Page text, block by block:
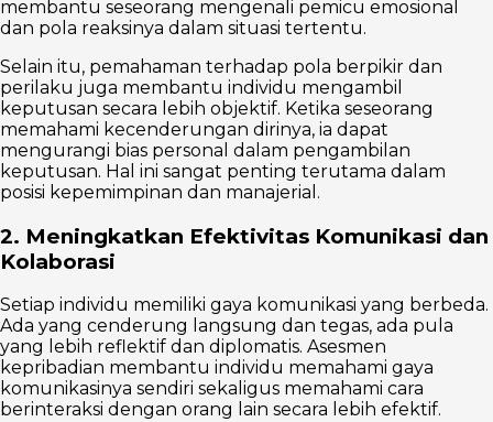
membantu seseorang mengenali pemicu emosional
dan pola reaksinya dalam situasi tertentu.
Selain itu, pemahaman terhadap pola berpikir dan
perilaku juga membantu individu mengambil
keputusan secara lebih objektif. Ketika seseorang
memahami kecenderungan dirinya, ia dapat
mengurangi bias personal dalam pengambilan
keputusan. Hal ini sangat penting terutama dalam
posisi kepemimpinan dan manajerial.
2. Meningkatkan Efektivitas Komunikasi dan
Kolaborasi
Setiap individu memiliki gaya komunikasi yang berbeda.
Ada yang cenderung langsung dan tegas, ada pula
yang lebih reflektif dan diplomatis. Asesmen
kepribadian membantu individu memahami gaya
komunikasinya sendiri sekaligus memahami cara
berinteraksi dengan orang lain secara lebih efektif.